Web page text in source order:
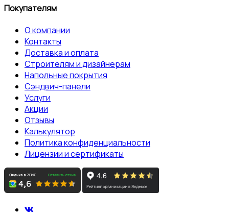
Покупателям
О компании
Контакты
Доставка и оплата
Строителям и дизайнерам
Напольные покрытия
Сэндвич-панели
Услуги
Акции
Отзывы
Калькулятор
Политика конфиденциальности
Лицензии и сертификаты